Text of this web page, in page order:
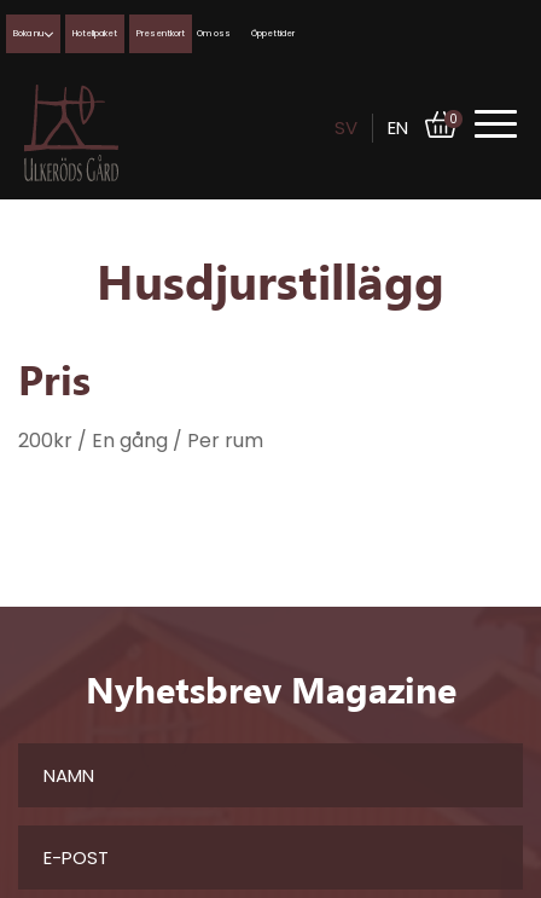
0
Boka nu Hotellpaket Presentkort Om oss Öppettider
SV EN
Husdjurstillägg
Pris
200kr / En gång / Per rum
Nyhetsbrev Magazine